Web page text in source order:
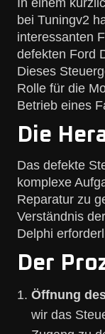
In einem
bei Tuningv2
interessanten
defekten Ford
Dieses
Rolle für die
Betrieb eines
Die
Das defekte
komplexe
Reparatur zu
Verständnis
Delphi
Der
Öffnung
wir das